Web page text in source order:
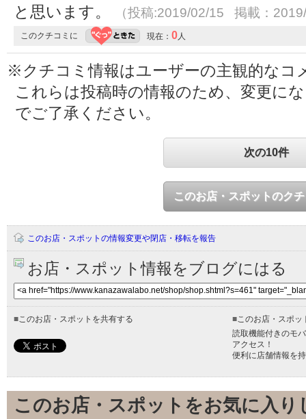
と思います。
（投稿:2019/02/15 掲載：
このクチコミに 現在： 0人
※クチコミ情報はユーザーの主観的なコ
これらは投稿時の情報のため、変更に
でご了承ください。
次の10件
このお店・スポットのク
このお店・スポットの情報変更や閉店・移転を報告
お店・スポット情報をブログにはる
■このお店・スポットを共有する ■このお店・スポッ
読取機能付きのモ
アクセス！
便利に店舗情報を
このお店・スポットをお気に入